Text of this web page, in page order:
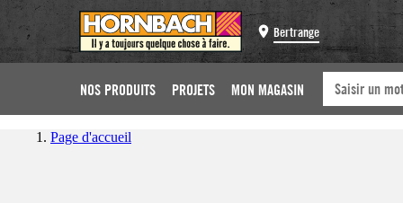
Bertrange
NOS PRODUITS PROJETS MON MAGASIN
Page d'accueil